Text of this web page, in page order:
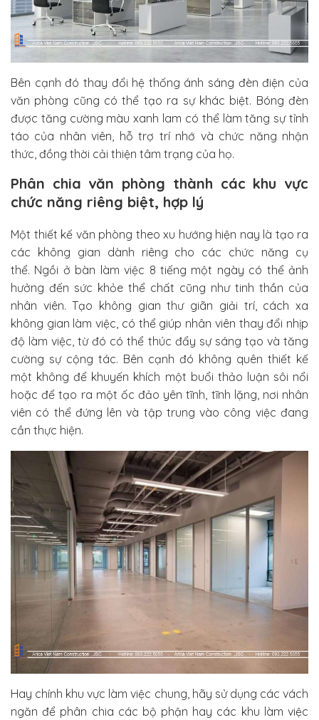
Bên cạnh đó thay đổi hệ thống ánh sáng đèn điện của
văn phòng cũng có thể tạo ra sự khác biệt. Bóng đèn
được tăng cường màu xanh lam có thể làm tăng sự tỉnh
táo của nhân viên, hỗ trợ trí nhớ và chức năng nhận
thức, đồng thời cải thiện tâm trạng của họ.
Phân chia văn phòng thành các khu vực
chức năng riêng biệt, hợp lý
Một thiết kế văn phòng theo xu hướng hiện nay là tạo ra
các không gian dành riêng cho các chức năng cụ
thể. Ngồi ở bàn làm việc 8 tiếng một ngày có thể ảnh
hưởng đến sức khỏe thể chất cũng như tinh thần của
nhân viên. Tạo không gian thư giãn giải trí, cách xa
không gian làm việc, có thể giúp nhân viên thay đổi nhịp
độ làm việc, từ đó có thể thúc đẩy sự sáng tạo và tăng
cường sự cộng tác. Bên cạnh đó không quên thiết kế
một không để khuyến khích một buổi thảo luận sôi nổi
hoặc để tạo ra một ốc đảo yên tĩnh, tĩnh lặng, nơi nhân
viên có thể đứng lên và tập trung vào công việc đang
cần thực hiện.
Hay chính khu vực làm việc chung, hãy sử dụng các vách
ngăn để phân chia các bộ phận hay các khu làm việc